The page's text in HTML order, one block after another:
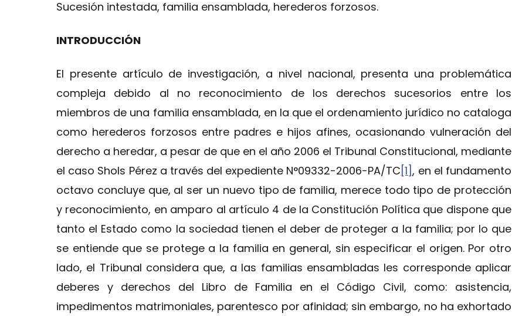
Sucesión intestada, familia ensamblada, herederos forzosos.
INTRODUCCIÓN
El presente artículo de investigación, a nivel nacional, presenta una problemática
compleja debido al no reconocimiento de los derechos sucesorios entre los
miembros de una familia ensamblada, en la que el ordenamiento jurídico no cataloga
como herederos forzosos entre padres e hijos afines, ocasionando vulneración del
derecho a heredar, a pesar de que en el año 2006 el Tribunal Constitucional, mediante
el caso Shols Pérez a través del expediente N°09332-2006-PA/TC [1], en el fundamento
octavo concluye que, al ser un nuevo tipo de familia, merece todo tipo de protección
y reconocimiento, en amparo al artículo 4 de la Constitución Política que dispone que
tanto el Estado como la sociedad tienen el deber de proteger a la familia; por lo que
se entiende que se protege a la familia en general, sin especificar el origen. Por otro
lado, el Tribunal considera que, a las familias ensambladas les corresponde aplicar
deberes y derechos del Libro de Familia en el Código Civil, como: asistencia,
impedimentos matrimoniales, parentesco por afinidad; sin embargo, no ha exhortado